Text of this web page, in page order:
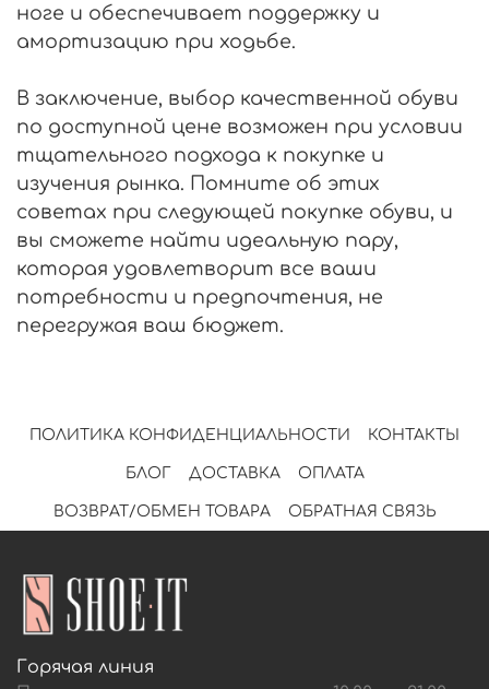
ноге и обеспечивает поддержку и
амортизацию при ходьбе.
В заключение, выбор качественной обуви
по доступной цене возможен при условии
тщательного подхода к покупке и
изучения рынка. Помните об этих
советах при следующей покупке обуви, и
вы сможете найти идеальную пару,
которая удовлетворит все ваши
потребности и предпочтения, не
перегружая ваш бюджет.
ПОЛИТИКА КОНФИДЕНЦИАЛЬНОСТИ КОНТАКТЫ
БЛОГ ДОСТАВКА ОПЛАТА
ВОЗВРАТ/ОБМЕН ТОВАРА ОБРАТНАЯ СВЯЗЬ
Горячая линия